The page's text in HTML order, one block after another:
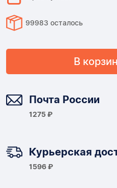
99983 осталось
В
Почта России
1275 ₽
Курьерская
1596 ₽